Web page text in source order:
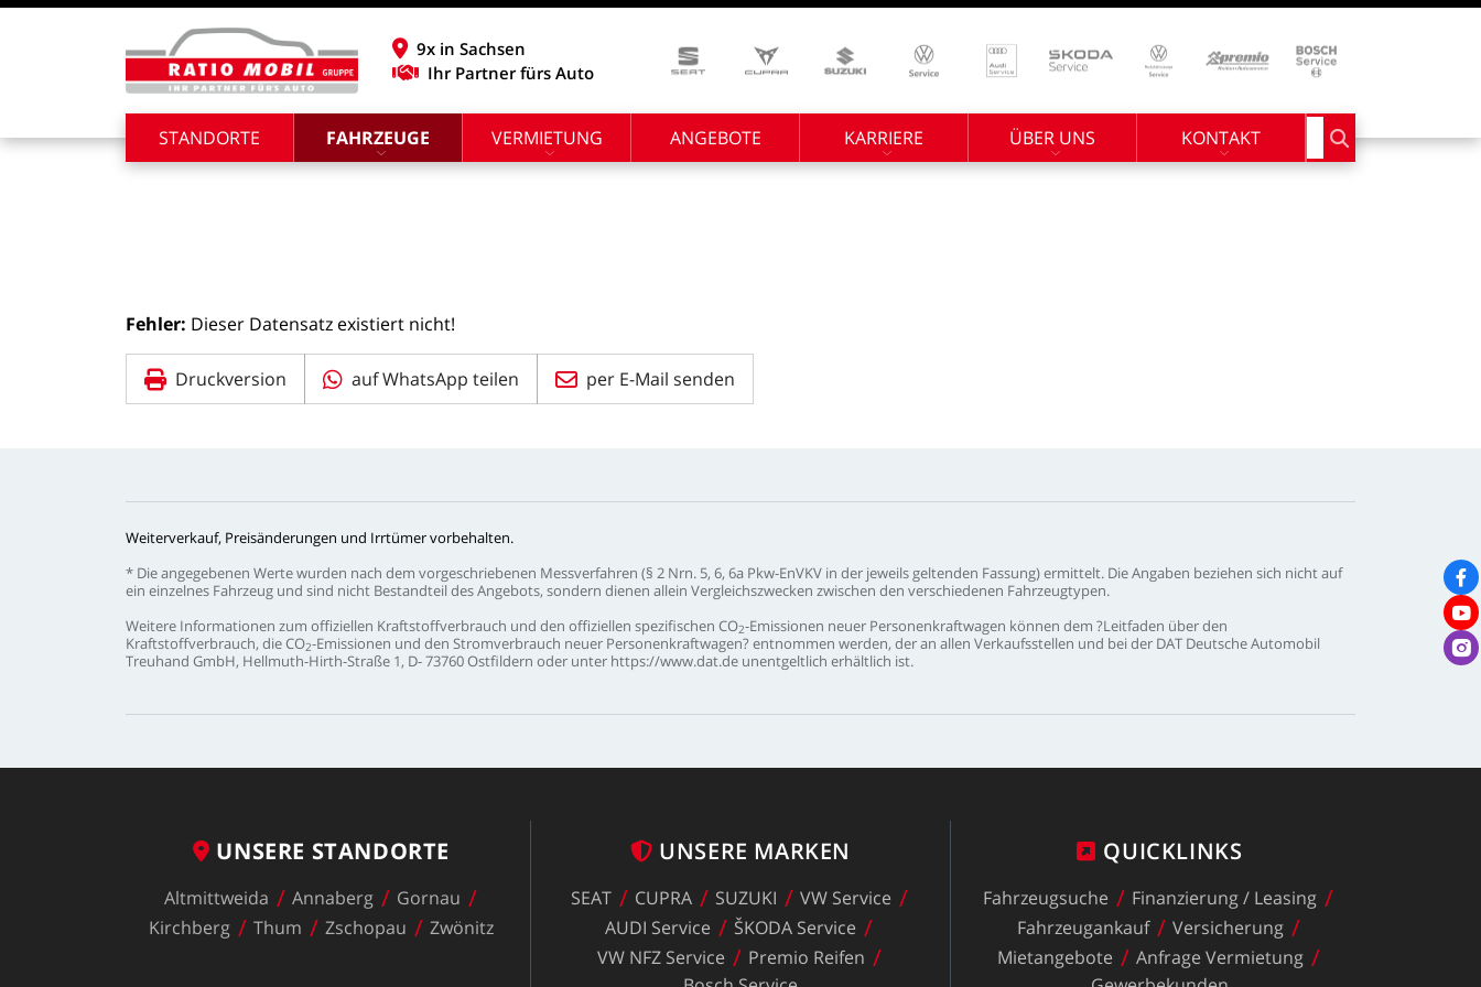
9x in Sachsen
Ihr Partner fürs Auto
STANDORTE FAHRZEUGE VERMIETUNG ANGEBOTE KARRIERE ÜBER UNS KONTAKT Suchbegriff
Fehler: Dieser Datensatz existiert nicht!
Druckversion auf WhatsApp teilen per E-Mail senden
Weiterverkauf, Preisänderungen und Irrtümervorbehalten.
* Dieangegebenen Wertewurden nach dem vorgeschriebenen Messverfahren (§ 2 Nrn. 5, 6, 6a Pkw-EnVKV in der jeweils geltenden Fassung)ermittelt. DieAngaben beziehen sich nichtauf
ein einzelnes Fahrzeug und sind nicht BestandteildesAngebots, sondern dienen allein Vergleichszwecken zwischen den verschiedenen Fahrzeugtypen.
Weitere Informationen zum offiziellen Kraftstoffverbrauch und den offiziellen spezifischen CO2-Emissionen neuer Personenkraftwagen können dem ?Leitfaden überden
Kraftstoffverbrauch, dieCO2-Emissionen und den Stromverbrauch neuer Personenkraftwagen? entnommen werden, deran allen Verkaufsstellen und beider DAT DeutscheAutomobil
Treuhand GmbH, Hellmuth-Hirth-Straße 1, D-73760Ostfildern oder unter https://www.dat.de unentgeltlich erhältlich ist.
UNSERE STANDORTE
Altmittweida Annaberg
Gornau
Kirchberg
Thum Zschopau Zwönitz
UNSERE MARKEN
SEAT CUPRA SUZUKI VW Service
AUDI Service ŠKODA Service
VW NFZ Service Premio Reifen
QUICKLINKS
Fahrzeugsuche Finanzierung/ Leasing
Fahrzeugankauf
Versicherung
Mietangebote
Anfrage Vermietung